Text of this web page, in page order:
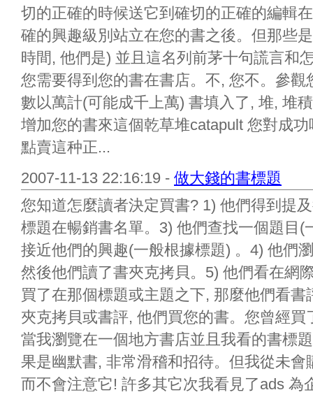
切的正確的時候送它到確切的正確的編輯
確的興趣級別站立在您的書之後。但那些
時間, 他們是) 並且這名列前茅十句謊言和
您需要得到您的書在書店。不, 您不。參
數以萬計(可能成千上萬) 書填入了, 堆, 堆
增加您的書來這個乾草堆catapult 您對成
點賣這种正...
2007-11-13 22:16:19 - 做大錢的書標題
您知道怎麼讀者決定買書? 1) 他們得到提
標題在暢銷書名單。3) 他們查找一個題目
接近他們的興趣(一般根據標題) 。4) 他們
然後他們讀了書夾克拷貝。5) 他們看在網
買了在那個標題或主題之下, 那麼他們看
夾克拷貝或書評, 他們買您的書。您曾經
當我瀏覽在一個地方書店並且我看的書標
果是幽默書, 非常滑稽和招待。但我從未
而不會注意它! 許多其它次我看見了ads 為